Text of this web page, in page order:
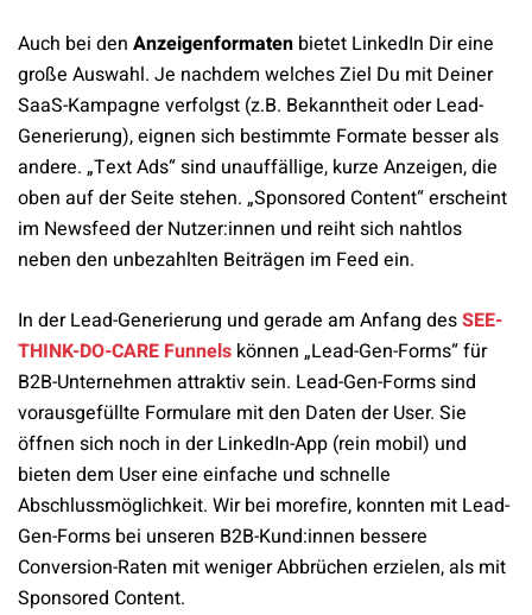
Auch bei den Anzeigenformaten bietet LinkedIn Dir eine
große Auswahl. Je nachdem welches Ziel Du mit Deiner
SaaS-Kampagne verfolgst (z.B. Bekanntheit oder Lead-
Generierung), eignen sich bestimmte Formate besser als
andere. „Text Ads“ sind unauffällige, kurze Anzeigen, die
oben auf der Seite stehen. „Sponsored Content“ erscheint
im Newsfeed der Nutzer:innen und reiht sich nahtlos
neben den unbezahlten Beiträgen im Feed ein.
In der Lead-Generierung und gerade am Anfang desSEE-
THINK-DO-CARE Funnels können „Lead-Gen-Forms“ für
B2B-Unternehmen attraktiv sein. Lead-Gen-Forms sind
vorausgefüllte Formulare mit den Daten der User. Sie
öffnen sich noch in der LinkedIn-App (rein mobil) und
bieten dem User eine einfache und schnelle
Abschlussmöglichkeit. Wir bei morefire, konnten mit Lead-
Gen-Forms bei unseren B2B-Kund:innen bessere
Conversion-Raten mit weniger Abbrüchen erzielen, als mit
Sponsored Content.